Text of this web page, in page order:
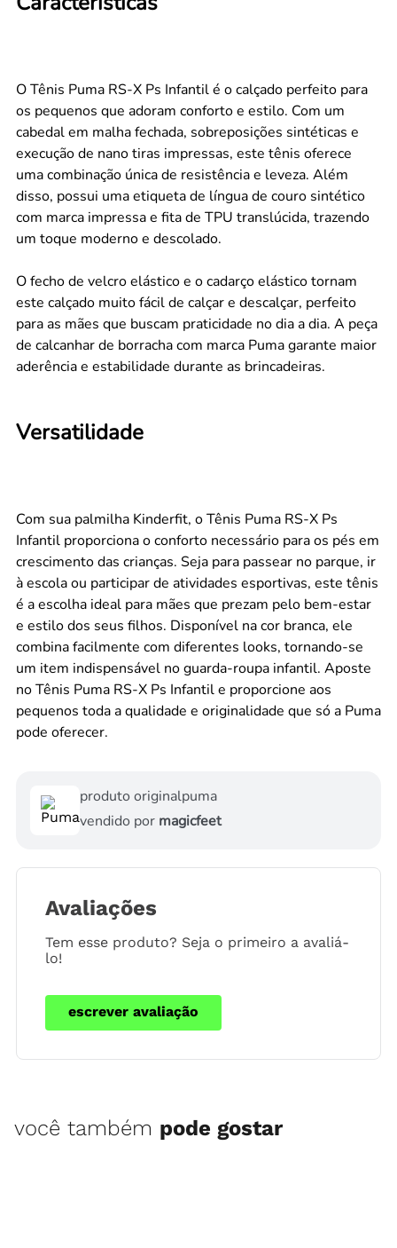
O Tênis Puma RS-X Ps Infantil é o calçado perfeito para
os pequenos que adoram conforto e estilo. Com um
cabedal em malha fechada, sobreposições sintéticas e
execução de nano tiras impressas, este tênis oferece
uma combinação única de resistência e leveza. Além
disso, possui uma etiqueta de língua de couro sintético
com marca impressa e fita de TPU translúcida, trazendo
um toque moderno e descolado.
O fecho de velcro elástico e o cadarço elástico tornam
este calçado muito fácil de calçar e descalçar, perfeito
para as mães que buscam praticidade no dia a dia. A peça
de calcanhar de borracha com marca Puma garante maior
aderência e estabilidade durante as brincadeiras.
Versatilidade
Com sua palmilha Kinderfit, o Tênis Puma RS-X Ps
Infantil proporciona o conforto necessário para os pés em
crescimento das crianças. Seja para passear no parque, ir
à escola ou participar de atividades esportivas, este tênis
é a escolha ideal para mães que prezam pelo bem-estar
e estilo dos seus filhos. Disponível na cor branca, ele
combina facilmente com diferentes looks, tornando-se
um item indispensável no guarda-roupa infantil. Aposte
no Tênis Puma RS-X Ps Infantil e proporcione aos
pequenos toda a qualidade e originalidade que só a Puma
pode oferecer.
produto originalpuma
vendido por magicfeet
Avaliações
Tem esse produto? Seja o primeiro a avaliá-
lo!
escrever avaliação
você também pode gostar